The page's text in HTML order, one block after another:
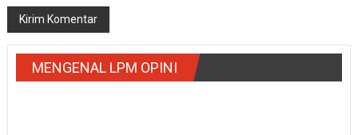
MENGENAL LPM OPINI